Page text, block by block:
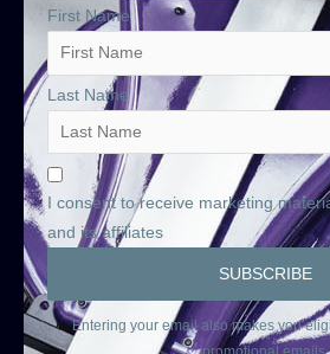
First Name
Last Name
I consent to receive marketing
and its affiliates
Entering your email also makes you